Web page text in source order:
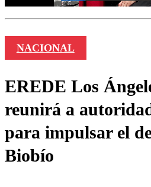
NACIONAL
EREDE Los
reunirá a
para impulsar el
Biobío